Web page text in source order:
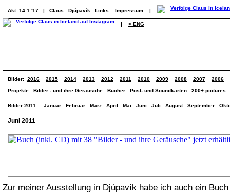
Akt: 14.1.'17 | Claus Djúpavík Links Impressum |
| > ENG
Bilder: 2016 2015 2014 2013 2012 2011 2010 2009 2008 2007 2006
Projekte: Bilder - und ihre Geräusche Bücher Post- und Soundkarten 200+ pictures
Bilder 2011: Januar Februar März April Mai Juni Juli August September
Juni 2011
Zur meiner Ausstellung in Djúpavík habe ich auch ein